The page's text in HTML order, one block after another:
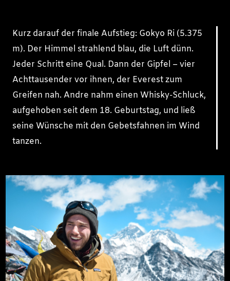
Kurz darauf der finale Aufstieg: Gokyo Ri (5.375
m). Der Himmel strahlend blau, die Luft dünn.
Jeder Schritt eine Qual. Dann der Gipfel – vier
Achttausender vor ihnen, der Everest zum
Greifen nah. Andre nahm einen Whisky-Schluck,
aufgehoben seit dem 18. Geburtstag, und ließ
seine Wünsche mit den Gebetsfahnen im Wind
tanzen.